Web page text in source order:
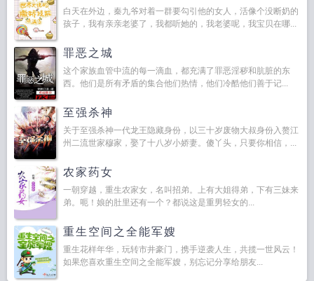
白天在外边，秦九爷对着一群要勾引他的女人，活像个没断奶的
孩子，我有亲亲老婆了，我都听她的，我老婆呢，我宝贝在哪...
罪恶之城
这个家族血管中流的每一滴血，都充满了罪恶淫秽和肮脏的东
西。他们是所有矛盾的集合他们热情，他们冷酷他们善于记...
至强杀神
关于至强杀神一代龙王隐藏身份，以三十岁废物大叔身份入赘江
州二流世家穆家，娶了十八岁小娇妻。傻丫头，只要你相信，...
农家药女
一朝穿越，重生农家女，名叫招弟。上有大姐得弟，下有三妹来
弟。呃！娘的肚里还有一个？都说这是重男轻女的...
重生空间之全能军嫂
重生花样年华，玩转市井豪门，携手逆袭人生，共揽一世风云！
如果您喜欢重生空间之全能军嫂，别忘记分享给朋友...